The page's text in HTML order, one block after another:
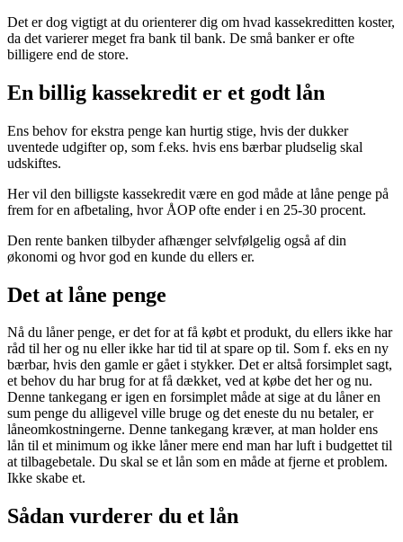
Det er dog vigtigt at du orienterer dig om hvad kassekreditten koster,
da det varierer meget fra bank til bank. De små banker er ofte
billigere end de store.
En billig kassekredit er et godt lån
Ens behov for ekstra penge kan hurtig stige, hvis der dukker
uventede udgifter op, som f.eks. hvis ens bærbar pludselig skal
udskiftes.
Her vil den billigste kassekredit være en god måde at låne penge på
frem for en afbetaling, hvor ÅOP ofte ender i en 25-30 procent.
Den rente banken tilbyder afhænger selvfølgelig også af din
økonomi og hvor god en kunde du ellers er.
Det at låne penge
Nå du låner penge, er det for at få købt et produkt, du ellers ikke har
råd til her og nu eller ikke har tid til at spare op til. Som f. eks en ny
bærbar, hvis den gamle er gået i stykker. Det er altså forsimplet sagt,
et behov du har brug for at få dækket, ved at købe det her og nu.
Denne tankegang er igen en forsimplet måde at sige at du låner en
sum penge du alligevel ville bruge og det eneste du nu betaler, er
låneomkostningerne. Denne tankegang kræver, at man holder ens
lån til et minimum og ikke låner mere end man har luft i budgettet til
at tilbagebetale. Du skal se et lån som en måde at fjerne et problem.
Ikke skabe et.
Sådan vurderer du et lån